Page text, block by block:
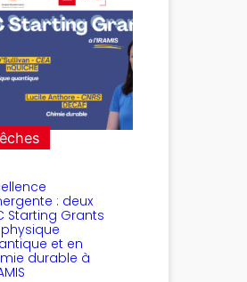
: deux
Starting Grants
et en
durable à